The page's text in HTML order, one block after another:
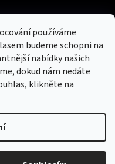
používáme
budeme schopni na
nabídky našich
dokud nám nedáte
klikněte na
tašky a peněženky